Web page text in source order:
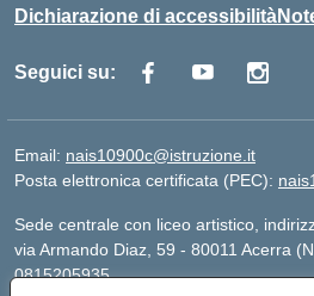
Dichiarazione di accessibilità
Seguici su:
Email: nais10900c@istruzione.it
Posta elettronica certificata (PEC):
Sede centrale con liceo artistico,
via Armando Diaz, 59 - 80011 Acerra
0815205935